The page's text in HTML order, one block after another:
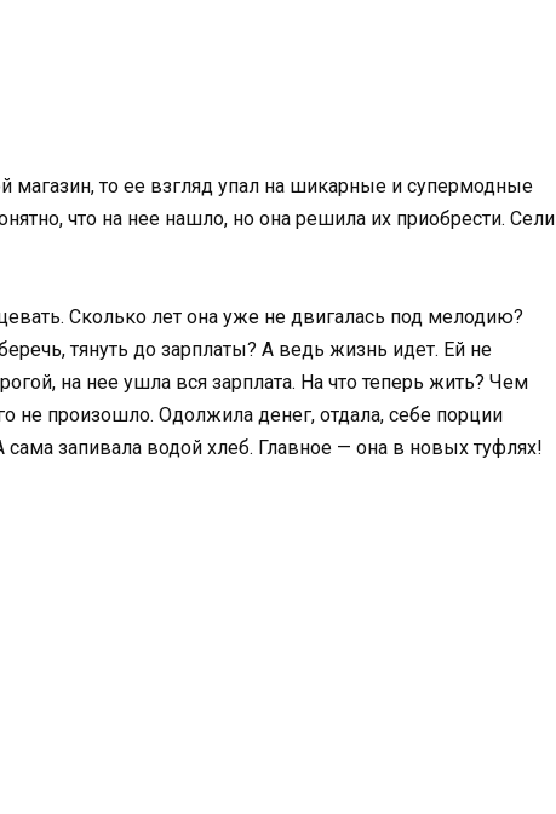
магазин, то ее взгляд упал на шикарные и супермодные
что на нее нашло, но она решила их приобрести. Сели
Сколько лет она уже не двигалась под мелодию?
тянуть до зарплаты? А ведь жизнь идет. Ей не
на нее ушла вся зарплата. На что теперь жить? Чем
не произошло. Одолжила денег, отдала, себе порции
запивала водой хлеб. Главное — она в новых туфлях!